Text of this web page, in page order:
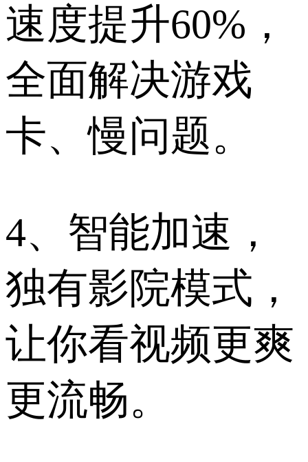
速度提升60%，
全面解决游戏
卡、慢问题。
4、智能加速，
独有影院模式，
让你看视频更爽
更流畅。